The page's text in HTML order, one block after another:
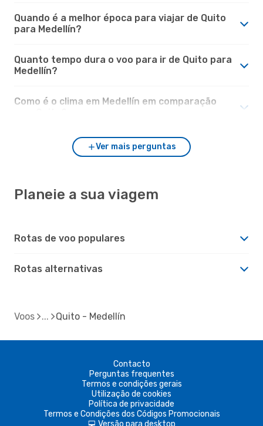
Quando é a melhor época para viajar de Quito
para Medellín?
Quanto tempo dura o voo para ir de Quito para
Medellín?
Como é o clima em Medellín em comparação
Ver mais perguntas
Planeie a sua viagem
Rotas de voo populares
Rotas alternativas
Voos Quito - Medellín
Contacto
Perguntas frequentes
Termos e condições gerais
Utilização de cookies
Política de privacidade
Termos e Condições dos Códigos Promocionais
Versão para desktop